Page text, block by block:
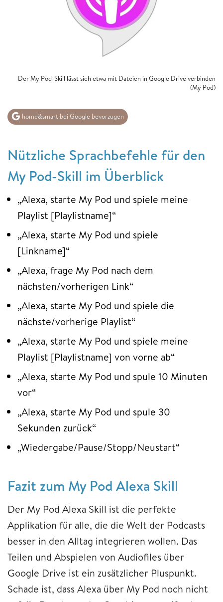
Der My Pod-Skill lässt sich etwa mit Dateien in Google Drive verbinden
(My Pod)
home&smart bei Google bevorzugen
Nützliche Sprachbefehle für den
My Pod-Skill im Überblick
„Alexa, starte My Pod und spiele meine
Playlist [Playlistname]“
„Alexa, starte My Pod und spiele
[Linkname]“
„Alexa, frage My Pod nach dem
nächsten/vorherigen Link“
„Alexa, starte My Pod und spiele die
nächste/vorherige Playlist“
„Alexa, starte My Pod und spiele meine
Playlist [Playlistname] von vorne ab“
„Alexa, starte My Pod und spule 10 Minuten
vor“
„Alexa, starte My Pod und spule 30
Sekunden zurück“
„Wiedergabe/Pause/Stopp/Neustart“
Fazit zum My Pod Alexa Skill
Der My Pod Alexa Skill ist die perfekte
Applikation für alle, die die Welt der Podcasts
besser in den Alltag integrieren wollen. Das
Teilen und Abspielen von Audiofiles über
Google Drive ist ein zusätzlicher Pluspunkt.
Schade ist, dass Alexa über My Pod noch nicht